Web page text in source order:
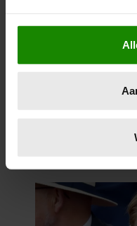
Als u het toestaat,
Informatie
locatie, die tot een
scannen op
verwerkt en stel uw
intrekken in de
We gebruiken cookies
personaliseren, om